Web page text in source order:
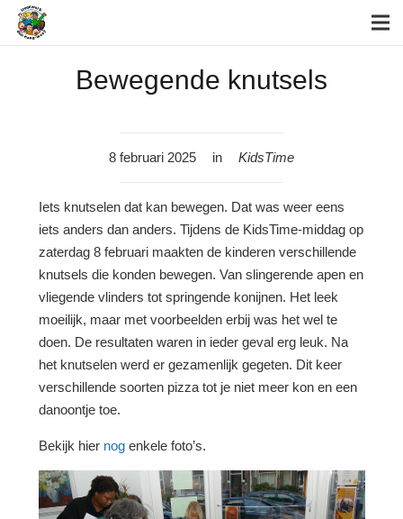
Bewegende knutsels
8 februari 2025 in KidsTime
Iets knutselen dat kan bewegen. Dat was weer eens
iets anders dan anders. Tijdens de KidsTime-middag op
zaterdag 8 februari maakten de kinderen verschillende
knutsels die konden bewegen. Van slingerende apen en
vliegende vlinders tot springende konijnen. Het leek
moeilijk, maar met voorbeelden erbij was het wel te
doen. De resultaten waren in ieder geval erg leuk. Na
het knutselen werd er gezamenlijk gegeten. Dit keer
verschillende soorten pizza tot je niet meer kon en een
danoontje toe.
Bekijk hier nog enkele foto’s.